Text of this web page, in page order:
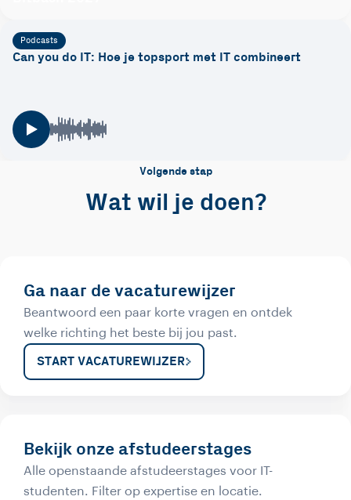
Podcasts
Can you do IT: Hoe je topsport met IT combineert
Volgende stap
Wat wil je doen?
Ga naar de vacaturewijzer
Beantwoord een paar korte vragen en ontdek
welke richting het beste bij jou past.
START VACATUREWIJZER
Bekijk onze afstudeerstages
Alle openstaande afstudeerstages voor IT-
studenten. Filter op expertise en locatie.